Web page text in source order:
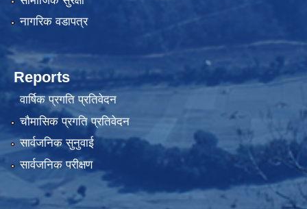
नागरिक वडापत्र
Reports
वार्षिक प्रगति प्रतिवेदन
चौमासिक प्रगति प्रतिवेदन
सार्वजनिक सुनुवाई
सार्वजनिक परीक्षण